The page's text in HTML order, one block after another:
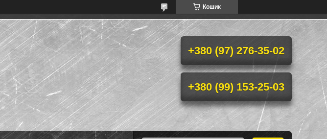
Кошик
+380 (97) 276-35-02
+380 (99) 153-25-03